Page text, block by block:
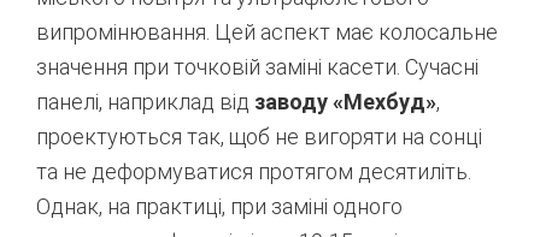
випромінювання. Цей аспект має колосальне
значення при точковій заміні касети. Сучасні
панелі, наприклад від заводу «Мехбуд»,
проектуються так, щоб не вигоряти на сонці
та не деформуватися протягом десятиліть.
Однак, на практиці, при заміні одного